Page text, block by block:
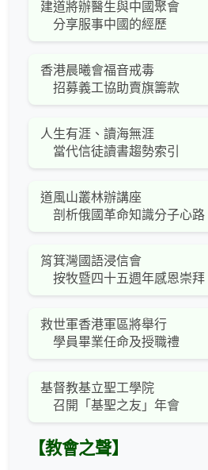
建道將辦醫生與中國聚會
分享服事中國的經歷
香港晨曦會福音戒毒
招募義工協助賣旗籌款
人生有涯、讀海無涯
當代信徒讀書趨勢索引
道風山叢林辦講座
剖析俄國革命知識分子心路
筲箕灣國語浸信會
按牧暨四十五週年感恩崇拜
救世軍香港軍區將舉行
學員畢業任命及授職禮
基督教基立聖工學院
召開「基聖之友」年會
【教會之聲】